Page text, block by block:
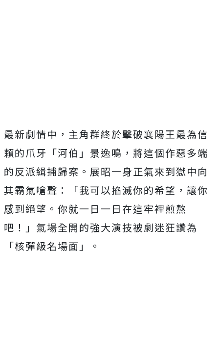
最新劇情中，主角群終於擊破襄陽王最為信
賴的爪牙「河伯」 景逸鳴，將這個作惡多端
的反派緝捕歸案。 展昭一身正氣來到獄中向
其霸氣嗆聲：「我可以掐滅你的希望， 讓你
感到絕望。你就一日一日在這牢裡煎熬
吧！」 氣場全開的強大演技被劇迷狂讚為
「核彈級名場面」。